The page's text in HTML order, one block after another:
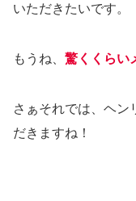
いただきたいです。
もうね、 驚くくらい
さぁそれでは、ヘン
だきますね！